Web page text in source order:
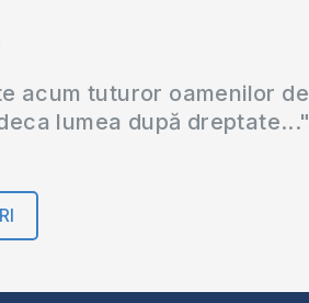
acum tuturor oamenilor de
lumea după dreptate..."